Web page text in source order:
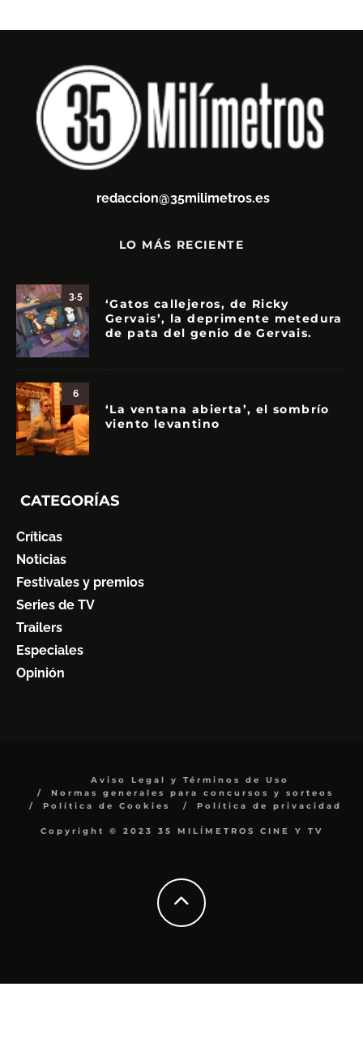
redaccion@35milimetros.es
LO MÁS RECIENTE
3.5
‘Gatos callejeros, de Ricky
Gervais’, la deprimente metedura
de pata del genio de Gervais.
6
‘La ventana abierta’, el sombrío
viento levantino
CATEGORÍAS
Críticas
Noticias
Festivales y premios
Series de TV
Trailers
Especiales
Opinión
Aviso Legal y Términos de Uso
Normas generales para concursos y sorteos
Política de Cookies
Política de privacidad
Copyright © 2023 35 MILÍMETROS CINE Y TV